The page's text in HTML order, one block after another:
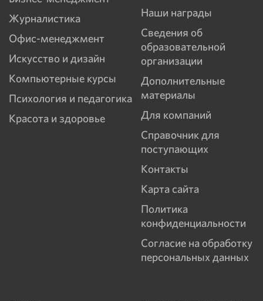
Журналистика
Офис-менеджмент
Искусство и дизайн
Компьютерные курсы
Психология и педагогика
Красота и здоровье
Наши награды
Сведения об
образовательной
организации
Дополнительные
материалы
Для компаний
Справочник для
поступающих
Контакты
Карта сайта
Политика
конфиденциальности
Согласие на обработку
персональных данных